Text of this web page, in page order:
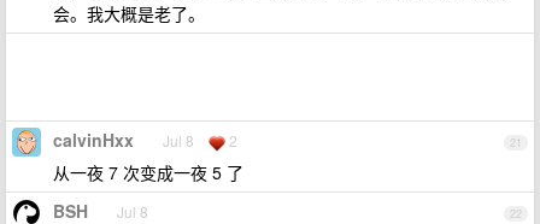
会。我大概是老了。
21
calvinHxx Jul 8 2
从一夜 7 次变成一夜 5 了
22
BSH Jul 8